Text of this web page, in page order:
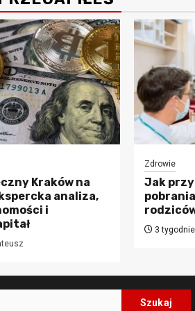
Kraków na
analiza,
i
Zdrowie
Jak
3